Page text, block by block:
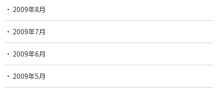
2009年8月
2009年7月
2009年6月
2009年5月